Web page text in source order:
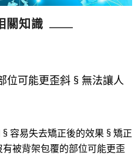
關知識
位可能更歪斜 § 無法讓人
容易失去矯正後的效果 § 矯正
被背架包覆的部位可能更歪